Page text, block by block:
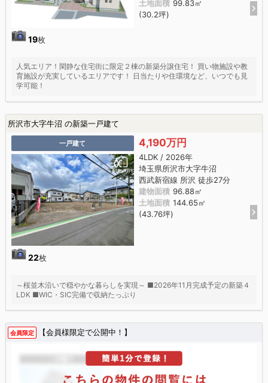
19枚
土地面積 99.83㎡
(30.2坪)
人気エリア！閑静な住宅街に限定２棟の新築分譲住宅！ 買い物施設や教
育施設が充実しているエリアです！ 日当たりや住環境など、いつでも見
学可能！
所沢市大字牛沼 の新築一戸建て
一戸建て
22枚
4,190万円
4LDK / 2026年
埼玉県所沢市大字牛沼
西武新宿線 所沢 徒歩27分
建物面積 96.88㎡
土地面積 144.65㎡
(43.76坪)
～桜並木沿いで穏やかな暮らしを実現～ ■2026年11月完成予定の新築４
LDK ■WIC・SIC完備で収納たっぷり
会員限定 【会員様限定で公開中！】